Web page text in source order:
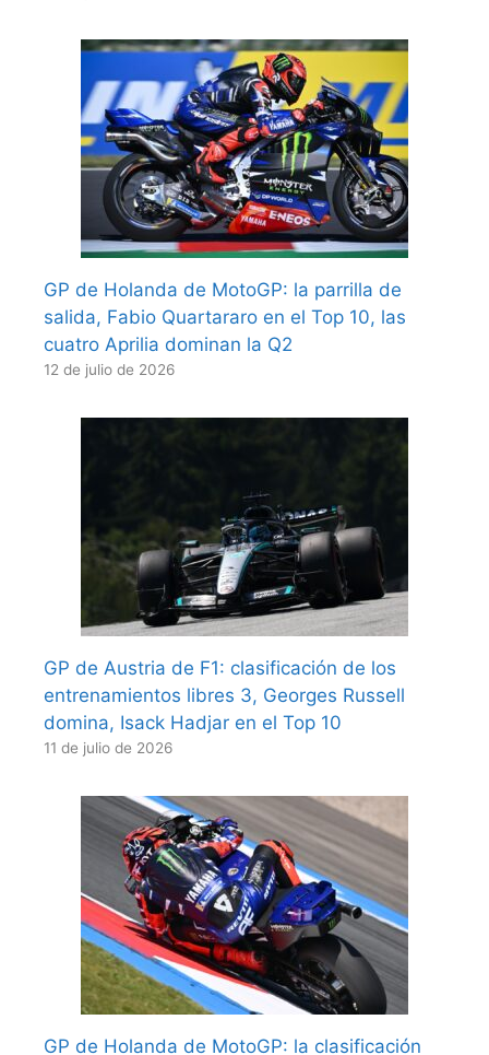
GP de Holanda de MotoGP: la parrilla de
salida, Fabio Quartararo en el Top 10, las
cuatro Aprilia dominan la Q2
12 de julio de 2026
GP de Austria de F1: clasificación de los
entrenamientos libres 3, Georges Russell
domina, Isack Hadjar en el Top 10
11 de julio de 2026
GP de Holanda de MotoGP: la clasificación